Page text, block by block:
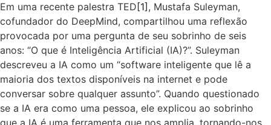
Em uma recente palestra TED [1] , Mustafa Suleyman,
cofundador do DeepMind, compartilhou uma reflexão
provocada por uma pergunta de seu sobrinho de seis
anos: “O que é Inteligência Artificial (IA)?”. Suleyman
descreveu a IA como um “software inteligente que lê a
maioria dos textos disponíveis na internet e pode
conversar sobre qualquer assunto”. Quando questionado
se a IA era como uma pessoa, ele explicou ao sobrinho